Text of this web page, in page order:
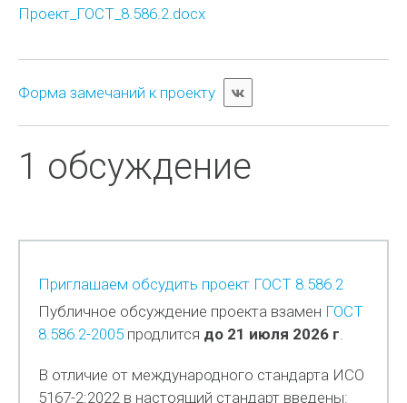
Проект_ГОСТ_8.586.2.docx
Форма замечаний к проекту
1 обсуждение
Приглашаем обсудить проект ГОСТ 8.586.2
Публичное обсуждение проекта взамен ГОСТ
8.586.2-2005 продлится до 21 июля 2026 г.
В отличие от международного стандарта ИСО
5167-2:2022 в настоящий стандарт введены: